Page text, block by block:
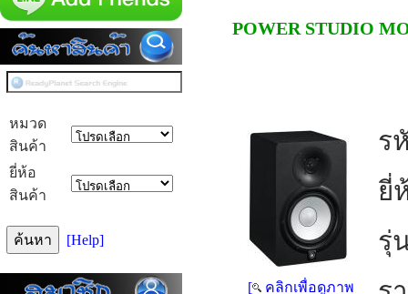
หมวด
สินค้า
ยี่ห้อ
สินค้า
[Help]
POWER STUDIO
[ คลิกเพื่อดูภาพ
ร
ยี่
รุ่